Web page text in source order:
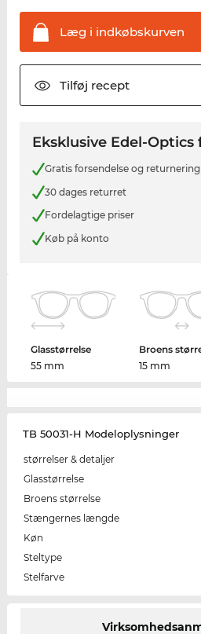
Læg i indkøbskurven
Tilføj recept
Eksklusive Edel-Optics
Gratis forsendelse og returnering
30 dages returret
Fordelagtige priser
Køb på konto
Glasstørrelse
55 mm
Broens
15 mm
TB 50031-H Modeloplysninger
størrelser & detaljer
Glasstørrelse
Broens størrelse
Stængernes længde
Køn
Steltype
Stelfarve